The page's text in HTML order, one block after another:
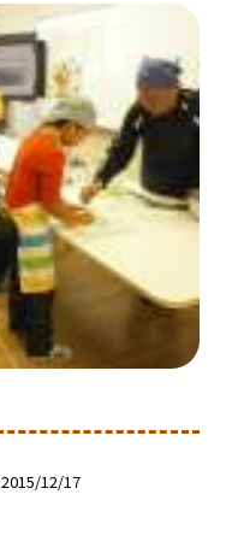
2015/12/17